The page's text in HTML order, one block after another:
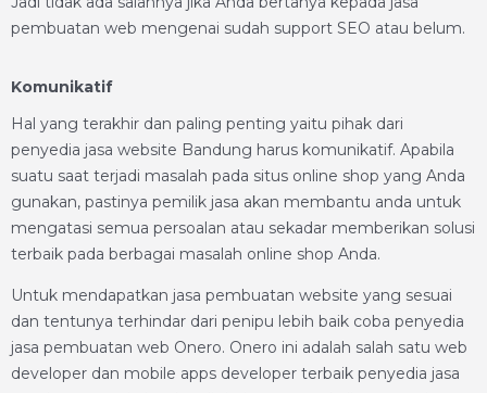
pembuatan web mengenai sudah support SEO atau belum.
Komunikatif
Hal yang terakhir dan paling penting yaitu pihak dari
penyedia jasa website Bandung harus komunikatif. Apabila
suatu saat terjadi masalah pada situs online shop yang Anda
gunakan, pastinya pemilik jasa akan membantu anda untuk
mengatasi semua persoalan atau sekadar memberikan solusi
terbaik pada berbagai masalah online shop Anda.
Untuk mendapatkan jasa pembuatan website yang sesuai
dan tentunya terhindar dari penipu lebih baik coba penyedia
jasa pembuatan web Onero. Onero ini adalah salah satu web
developer dan mobile apps developer terbaik penyedia jasa